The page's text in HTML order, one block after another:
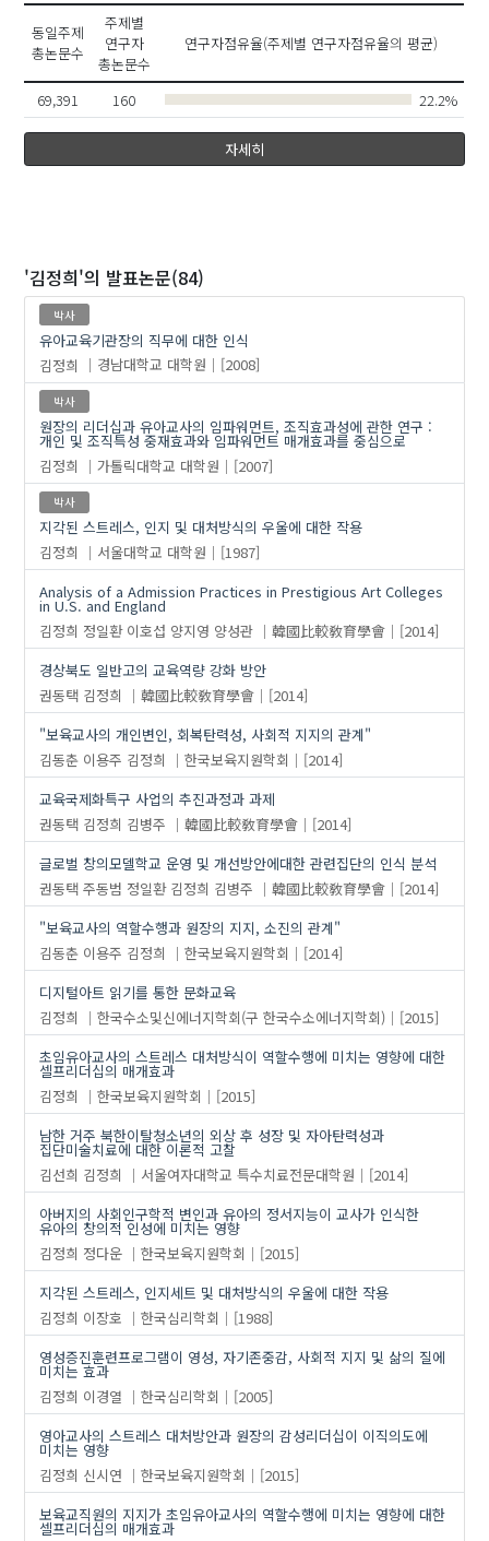
동일주제
총논문수
주제별
연구자
총논문수
연구자점유율(주제별 연구자점유율의 평균)
69,391 160 22.2%
자세히
'김정희'의 발표논문(84)
박사
유아교육기관장의 직무에 대한 인식
김정희
경남대학교 대학원 [2008]
박사
원장의 리더십과 유아교사의 임파워먼트, 조직효과성에 관한 연구 :
개인 및 조직특성 중재효과와 임파워먼트 매개효과를 중심으로
김정희
가톨릭대학교 대학원 [2007]
박사
지각된 스트레스, 인지 및 대처방식의 우울에 대한 작용
김정희
서울대학교 대학원
[1987]
Analysis of a Admission Practices in Prestigious Art Colleges
in U.S. and England
김정희 정일환 이호섭 양지영 양성관 韓國比較敎育學會
[2014]
경상북도 일반고의 교육역량 강화 방안
권동택 김정희 韓國比較敎育學會
[2014]
"보육교사의 개인변인, 회복탄력성, 사회적 지지의 관계"
김동춘 이용주 김정희 한국보육지원학회
[2014]
교육국제화특구 사업의 추진과정과 과제
권동택 김정희 김병주 韓國比較敎育學會
[2014]
글로벌 창의모델학교 운영 및 개선방안에대한 관련집단의 인식 분석
권동택 주동범 정일환 김정희 김병주 韓國比較敎育學會
[2014]
"보육교사의 역할수행과 원장의 지지, 소진의 관계"
김동춘 이용주 김정희 한국보육지원학회
[2014]
디지털아트 읽기를 통한 문화교육
김정희
한국수소및신에너지학회(구 한국수소에너지학회)
[2015]
초임유아교사의 스트레스 대처방식이 역할수행에 미치는 영향에 대한
셀프리더십의 매개효과
김정희
한국보육지원학회
[2015]
남한 거주 북한이탈청소년의 외상 후 성장 및 자아탄력성과
집단미술치료에 대한 이론적 고찰
김선희 김정희 서울여자대학교 특수치료전문대학원
[2014]
아버지의 사회인구학적 변인과 유아의 정서지능이 교사가 인식한
유아의 창의적 인성에 미치는 영향
김정희 정다운 한국보육지원학회
[2015]
지각된 스트레스, 인지세트 및 대처방식의 우울에 대한 작용
김정희 이장호 한국심리학회
[1988]
영성증진훈련프로그램이 영성, 자기존중감, 사회적 지지 및 삶의 질에
미치는 효과
김정희 이경열 한국심리학회
[2005]
영아교사의 스트레스 대처방안과 원장의 감성리더십이 이직의도에
미치는 영향
김정희 신시연 한국보육지원학회
[2015]
보육교직원의 지지가 초임유아교사의 역할수행에 미치는 영향에 대한
셀프리더십의 매개효과